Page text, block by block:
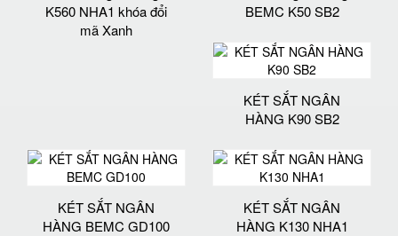
K560 NHA1 khóa đổi
mã Xanh
BEMC K50 SB2
KÉT SẮT NGÂN
HÀNG K90 SB2
KÉT SẮT NGÂN
HÀNG BEMC GD100
KÉT SẮT NGÂN
HÀNG K130 NHA1